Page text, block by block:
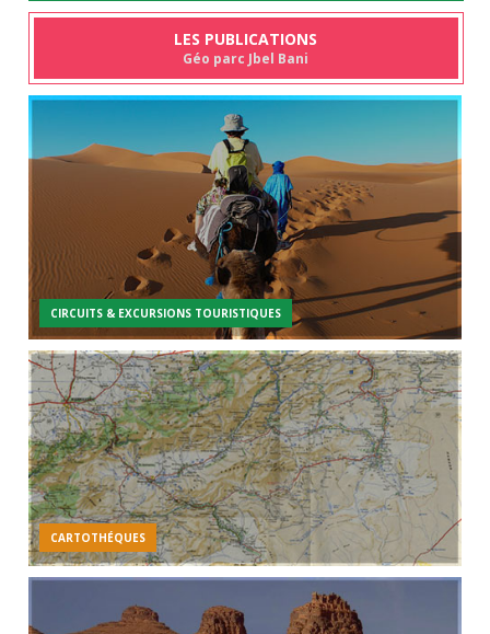
LES PUBLICATIONS
Géo parc Jbel Bani
CIRCUITS & EXCURSIONS TOURISTIQUES
CARTOTHÉQUES